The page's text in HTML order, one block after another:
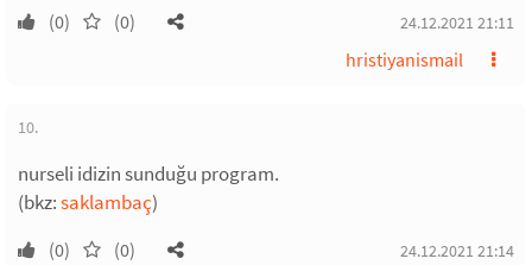
(0) (0) 24.12.2021 21:11
hristiyanismail
10.
nurseli idizin sunduğu program.
(bkz:saklambaç)
(0) (0) 24.12.2021 21:14